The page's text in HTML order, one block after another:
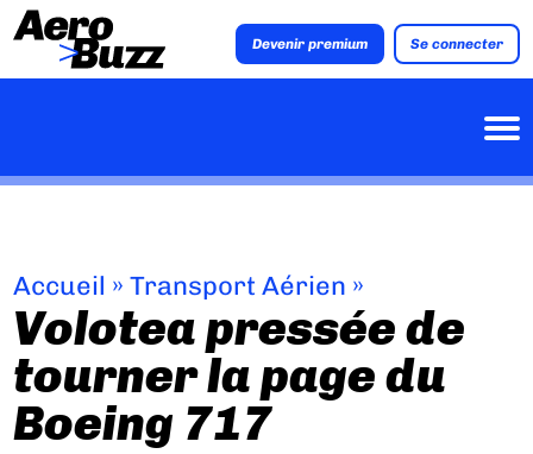
Devenir premium Se connecter
Accueil »Transport Aérien »
Volotea pressée de
tourner la page du
Boeing 717